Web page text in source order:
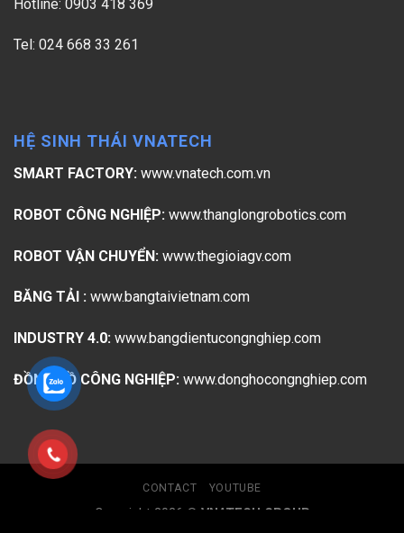
Hotline: 0903 418 369
Tel: 024 668 33 261
HỆ SINH THÁI VNATECH
SMART FACTORY: www.vnatech.com.vn
ROBOT CÔNG NGHIỆP: www.thanglongrobotics.com
ROBOT VẬN CHUYỂN: www.thegioiagv.com
BĂNG TẢI : www.bangtaivietnam.com
INDUSTRY 4.0: www.bangdientucongnghiep.com
ĐỒNG HỒ CÔNG NGHIỆP: www.donghocongnghiep.com
CONTACT YOUTUBE
Copyright 2026 © VNATECH GROUP